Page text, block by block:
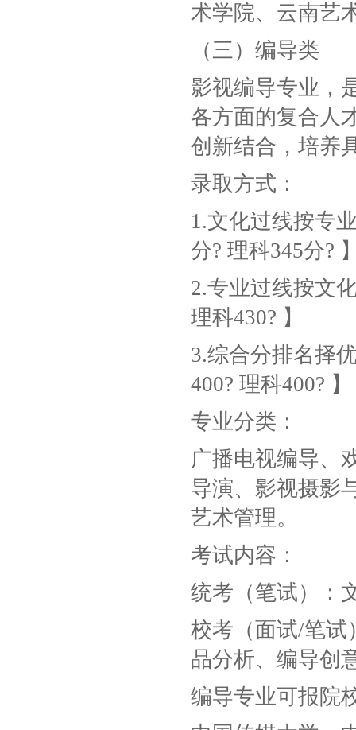
术学院、云南
（三）编导类
影视编导专业，
各方面的复合人
创新结合，培养
录取方式：
1.文化过线按专
分? 理科345分?
2.专业过线按文
理科430? 】
3.综合分排名择
400? 理科400? 】
专业分类：
广播电视编导、
导演、影视摄影
艺术管理。
考试内容：
统考（笔试）：
校考（面试/笔试
品分析、编导创
编导专业可报院